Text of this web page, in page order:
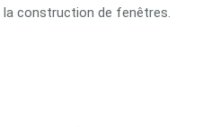
construction de fenêtres.